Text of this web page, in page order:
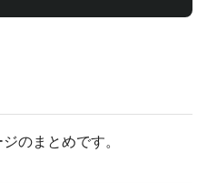
のまとめです。